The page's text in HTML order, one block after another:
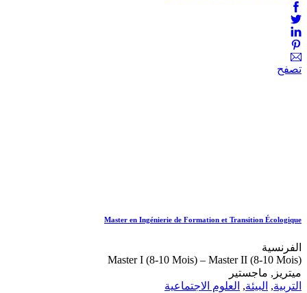
تصفح
Master en Ingénierie de Formation et Transition Écologique
الفرنسية
Master I (8-10 Mois) – Master II (8-10 Mois)
ميتريز, ماجستير
التربية, البيئة, العلوم الاجتماعية